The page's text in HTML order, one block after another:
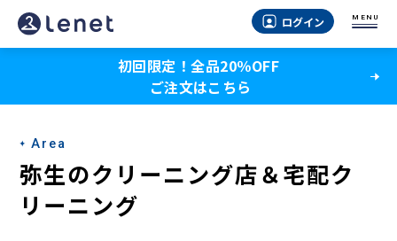
弥
生
ク
リ
ー
ログイン MENU
初回限定！全品20％OFF
ご注文はこちら
Area
弥生のクリーニング店＆宅配ク
リーニング